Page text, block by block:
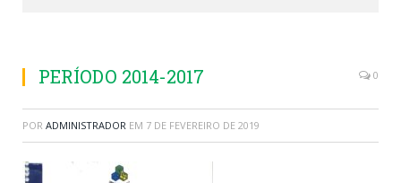
PERÍODO 2014-2017 0
POR ADMINISTRADOR EM 7 DE FEVEREIRO DE 2019